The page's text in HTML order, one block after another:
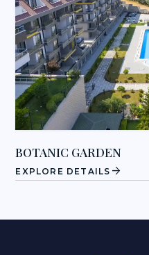
BOTANIC GARDEN
EXPLORE DETAILS arrow_forward